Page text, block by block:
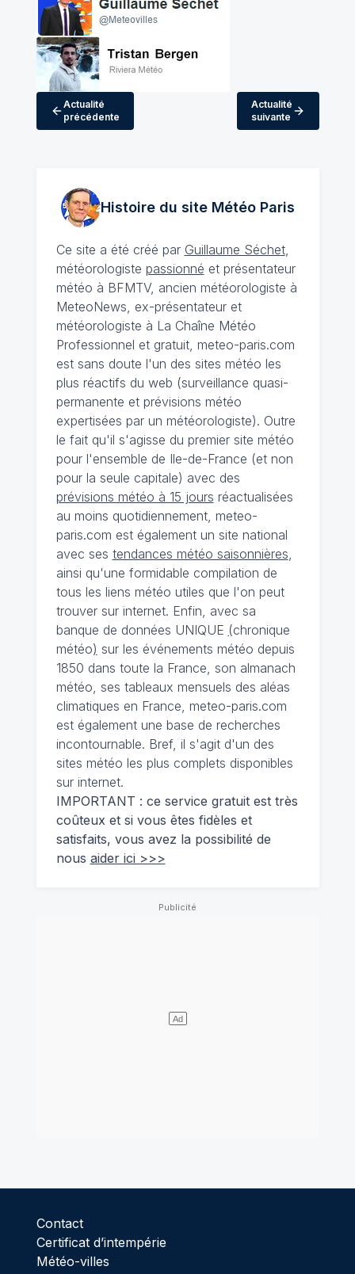
Actualité
précédente
Actualité
suivante
Histoire du site MétéoParis
Ce site a été créé par Guillaume Séchet,
météorologiste passionné et présentateur
météo à BFMTV, ancien météorologiste à
MeteoNews, ex-présentateur et
météorologiste à La Chaîne Météo
Professionnel et gratuit, meteo-paris.com
est sans doute l'un des sites météo les
plus réactifs du web (surveillance quasi-
permanente et prévisions météo
expertisées par un météorologiste). Outre
le fait qu'il s'agisse du premier site météo
pour l'ensemble de Ile-de-France (et non
pour la seule capitale) avec des
prévisions météo à 15 jours réactualisées
au moins quotidiennement, meteo-
paris.com est également un site national
avec ses tendances météo saisonnières
ainsi qu'une formidable compilation de
tous les liens météo utiles que l'on peut
trouver sur internet. Enfin, avec sa
banque de données UNIQUE (chronique
météo) sur les événements météo depuis
1850 dans toute la France, son almanach
météo, ses tableaux mensuels des aléas
climatiques en France, meteo-paris.com
est également une base de recherches
incontournable. Bref, il s'agit d'un des
sites météo les plus complets disponibles
sur internet.
IMPORTANT : ce service gratuit est très
coûteux et si vous êtes fidèles et
satisfaits, vous avez la possibilité de
nous aider ici >>>
Contact
Certificat d’intempérie
Météo-villes